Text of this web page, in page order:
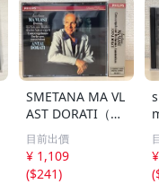
SMETANA MA VL
AST DORATI（ド
ラティ） 2CD 蒸
着仕様 【CD】
目前出價
¥ 1,109
($241)
(